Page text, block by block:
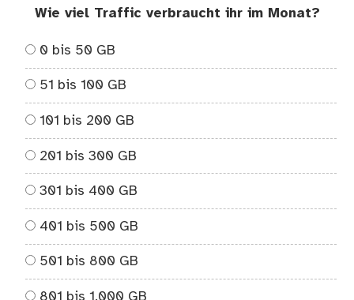
Wie viel Traffic verbraucht ihr im Monat?
0 bis 50 GB
51 bis 100 GB
101 bis 200 GB
201 bis 300 GB
301 bis 400 GB
401 bis 500 GB
501 bis 800 GB
801 bis 1.000 GB